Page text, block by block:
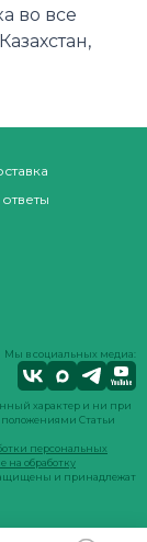
во все
Мы в социальных медиа:
характер и ни при
положениями Статьи
персональных
на обработку
защищены и принадлежат